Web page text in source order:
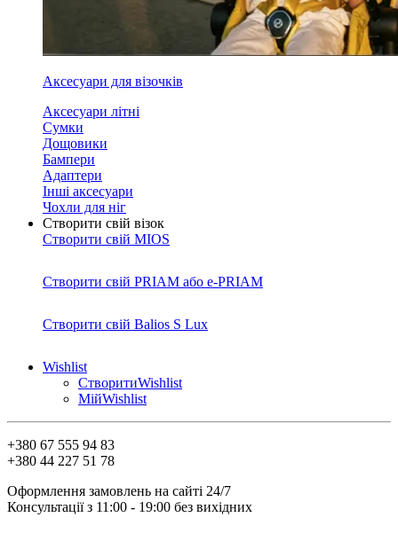
Аксесуари для візочків
Аксесуари літні
Сумки
Дощовики
Бампери
Адаптери
Інші аксесуари
Чохли для ніг
Створити свій візок
Створити свій MIOS
Створити свій PRIAM або e-PRIAM
Створити свій Balios S Lux
Wishlist
СтворитиWishlist
МійWishlist
+380 67 555 94 83
+380 44 227 51 78
Оформлення замовлень на сайті 24/7
Консультації з 11:00 - 19:00 без вихідних